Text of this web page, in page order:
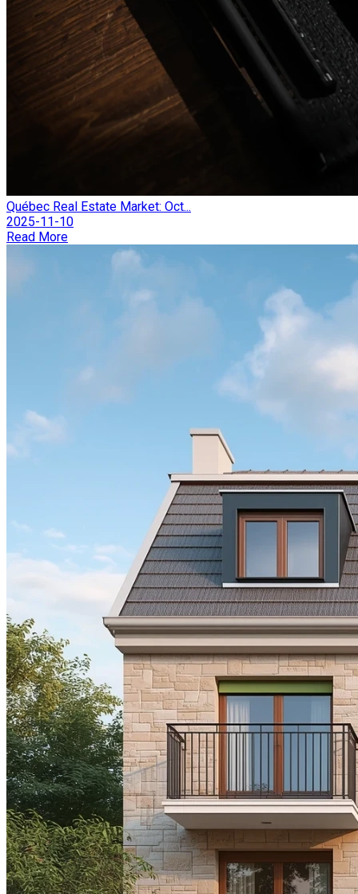
Québec Real Estate Market: Oct...
2025-11-10
Read More